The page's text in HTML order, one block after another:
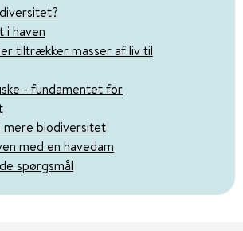
i haven
tiltrækker masser af liv til
- fundamentet for
mere biodiversitet
med en havedam
spørgsmål